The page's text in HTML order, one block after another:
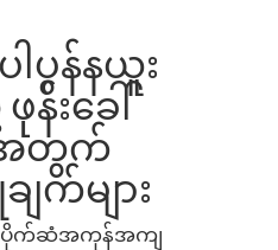
ပွန်နယူး
န်းခေါ်
အတွက်
က်များ
ပိုက်ဆံအကုန်အကျ